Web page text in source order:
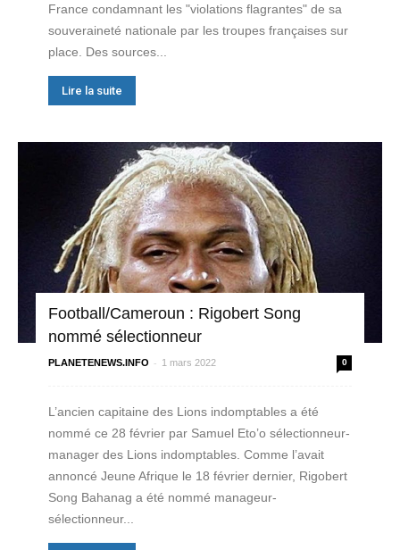
France condamnant les "violations flagrantes" de sa
souveraineté nationale par les troupes françaises sur
place. Des sources...
Lire la suite
Football/Cameroun : Rigobert Song
nommé sélectionneur
PLANETENEWS.INFO - 1 mars 2022 0
L’ancien capitaine des Lions indomptables a été
nommé ce 28 février par Samuel Eto’o sélectionneur-
manager des Lions indomptables. Comme l’avait
annoncé Jeune Afrique le 18 février dernier, Rigobert
Song Bahanag a été nommé manageur-
sélectionneur...